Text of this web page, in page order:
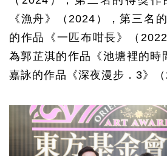
《漁舟》（2024 ），第三名
的作品《一匹布咁長》（ 2022
為郭芷淇的作品《池塘裡的時
嘉詠的作品《深夜漫步． 3》（